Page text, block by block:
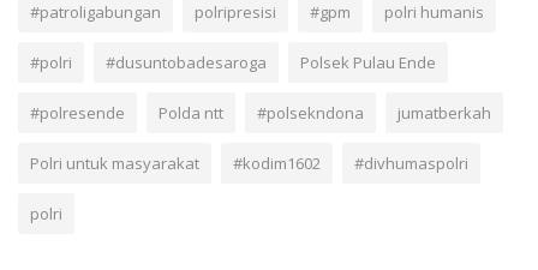
#patroligabungan polripresisi #gpm polri humanis
#polri #dusuntobadesaroga Polsek Pulau Ende
#polresende Polda ntt #polsekndona jumatberkah
Polri untuk masyarakat #kodim1602 #divhumaspolri
polri